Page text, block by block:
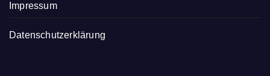
Impressum
Datenschutzerklärung